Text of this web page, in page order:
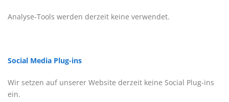
Analyse-Tools werden derzeit keine verwendet.
Social Media Plug-ins
Wir setzen auf unserer Website derzeit keine Social Plug-ins
ein.